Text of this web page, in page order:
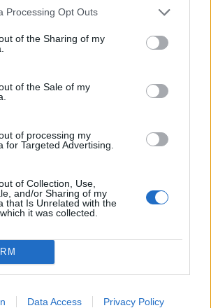
Processing Opt Outs
of the Sharing of my
of the Sale of my
of processing my
for Targeted Advertising.
of Collection, Use,
and/or Sharing of my
that Is Unrelated with the
it was collected.
Data Access Privacy Policy
az anyagból.1. A...
olvasása előfizetéses
tartalmazza:
cikkarchívum
VAGY?BEJELENTKEZÉS